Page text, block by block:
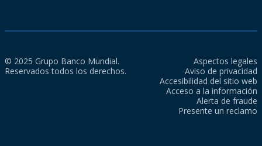
© 2025 Grupo Banco Mundial.
Reservados todos los derechos.
Aspectos legales
Aviso de privacidad
Accesibilidad del sitio web
Acceso a la información
Alerta de fraude
Presente un reclamo